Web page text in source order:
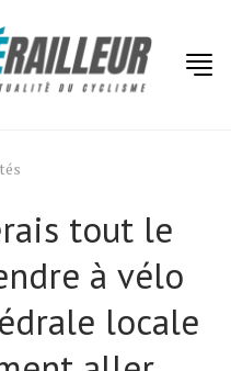
tout le
à vélo
locale